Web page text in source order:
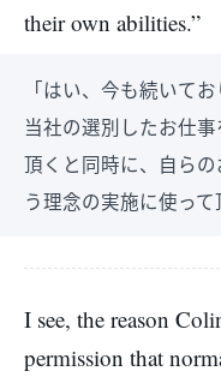
their own abilities.”
「はい、今も続いて
当社の選別したお仕
頂くと同時に、自ら
う理念の実施に使って
I see, the reason
permission that